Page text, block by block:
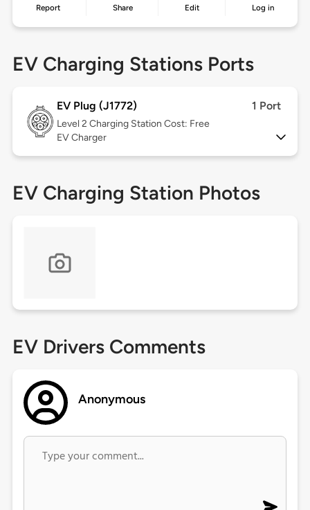
Report Share Edit Log in
EV Charging Stations Ports
EV Plug (J1772) 1 Port
Level 2 Charging Station Cost: Free
EV Charger
EV Charging Station Photos
EV Drivers Comments
Anonymous